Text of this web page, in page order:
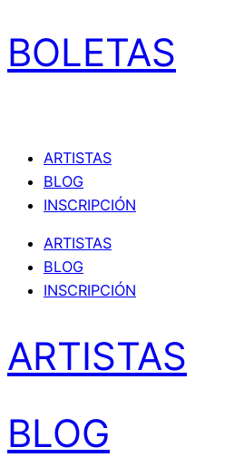
BOLETAS
ARTISTAS
BLOG
INSCRIPCIÓN
ARTISTAS
BLOG
INSCRIPCIÓN
ARTISTAS
BLOG